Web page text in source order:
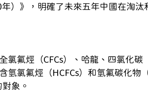
）》，明確了未來五年中國在淘汰
氯氟烴（CFCs）、哈龍、四氯化碳
氫氯氟烴（HCFCs）和氫氟碳化物
象。